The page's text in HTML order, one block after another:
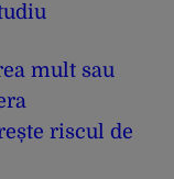
mult sau
riscul de